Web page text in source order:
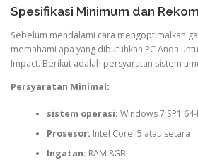
Spesifikasi Minimum dan
Sebelum mendalami cara mengoptimalkan
memahami apa yang dibutuhkan PC Anda
Impact. Berikut adalah persyaratan sistem
Persyaratan Minimal:
sistem operasi: Windows 7 SP1
Prosesor: Intel Core i5 atau setara
Ingatan: RAM 8GB